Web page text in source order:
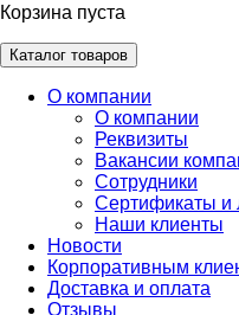
Корзина пуста
Каталог товаров
О компании
О компании
Реквизиты
Вакансии
Сотрудники
Сертификаты и
Наши клиенты
Новости
Корпоративным
Доставка и оплата
Отзывы